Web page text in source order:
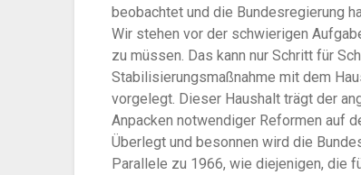
beobachtet und die Bundesregierung
Wir stehen vor der schwierigen
zu müssen. Das kann nur Schritt für
Stabilisierungsmaßnahme mit dem
vorgelegt. Dieser Haushalt trägt der
Anpacken notwendiger Reformen auf
Überlegt und besonnen wird die
Parallele zu 1966, wie diejenigen, die